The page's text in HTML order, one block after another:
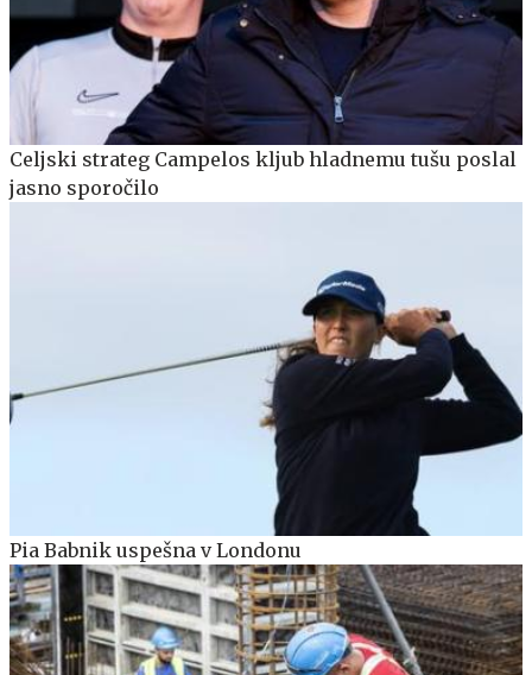
Celjski strateg Campelos kljub hladnemu tušu poslal
jasno sporočilo
Pia Babnik uspešna v Londonu